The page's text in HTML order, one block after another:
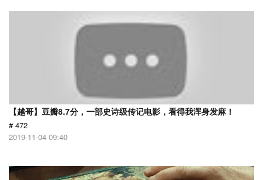
【越哥】豆瓣8.7分，一部史诗级传记电影，看得我浑身发麻！
# 472
2019-11-04 09:40